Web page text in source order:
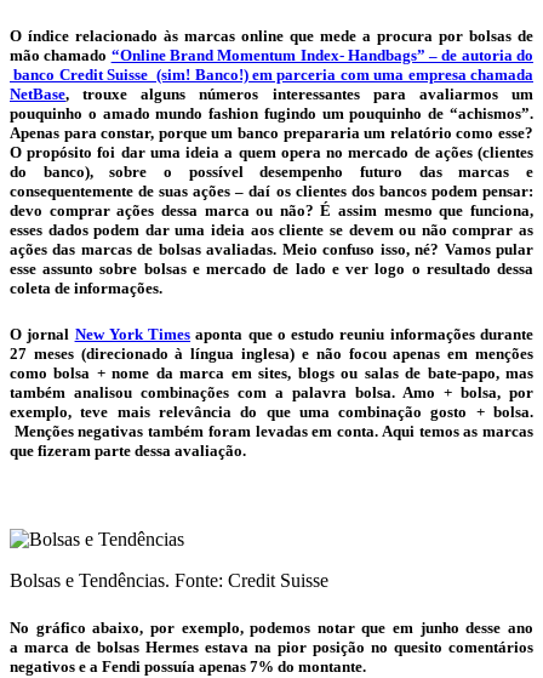
O índice relacionado às marcas online que mede a procura por bolsas de
mão chamado “Online Brand Momentum Index- Handbags” – de autoria do
banco Credit Suisse (sim! Banco!) em parceria com uma empresa chamada
NetBase, trouxe alguns números interessantes para avaliarmos um
pouquinho o amado mundo fashion fugindo um pouquinho de “achismos”.
Apenas para constar, porque um banco prepararia um relatório como esse?
O propósito foi dar uma ideia a quem opera no mercado de ações (clientes
do banco), sobre o possível desempenho futuro das marcas e
consequentemente de suas ações – daí os clientes dos bancos podem pensar:
devo comprar ações dessa marca ou não? É assim mesmo que funciona,
esses dados podem dar uma ideia aos cliente se devem ou não comprar as
ações das marcas de bolsasavaliadas. Meio confuso isso, né? Vamos pular
esse assunto sobre bolsase mercado de lado e ver logo o resultado dessa
coleta de informações.
O jornal New York Times aponta que o estudo reuniu informações durante
27 meses (direcionado à língua inglesa) e não focou apenas em menções
como bolsa + nome da marca em sites, blogs ou salas de bate-papo, mas
também analisou combinações com a palavra bolsa. Amo + bolsa, por
exemplo, teve mais relevância do que uma combinação gosto + bolsa.
Menções negativas também foram levadas em conta. Aqui temos as marcas
que fizeram parte dessa avaliação.
Bolsas e Tendências. Fonte: Credit Suisse
No gráfico abaixo, por exemplo, podemos notar que em junho desse ano
a marca de bolsas Hermes estava na pior posição no quesito comentários
negativos e a Fendi possuía apenas 7% do montante.